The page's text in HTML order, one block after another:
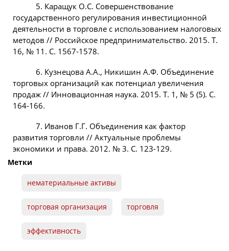
5. Каращук О.С. Совершенствование
государственного регулирования инвестиционной
деятельности в торговле с использованием налоговых
методов // Российское предпринимательство. 2015. Т.
16, № 11. С. 1567-1578.
6. Кузнецова А.А., Никишин А.Ф. Объединение
торговых организаций как потенциал увеличения
продаж // Инновационная наука. 2015. Т. 1, № 5 (5). С.
164-166.
7. Иванов Г.Г. Объединения как фактор
развития торговли // Актуальные проблемы
экономики и права. 2012. № 3. С. 123-129.
Метки
нематериальные активы
торговая организация торговля
эффективность